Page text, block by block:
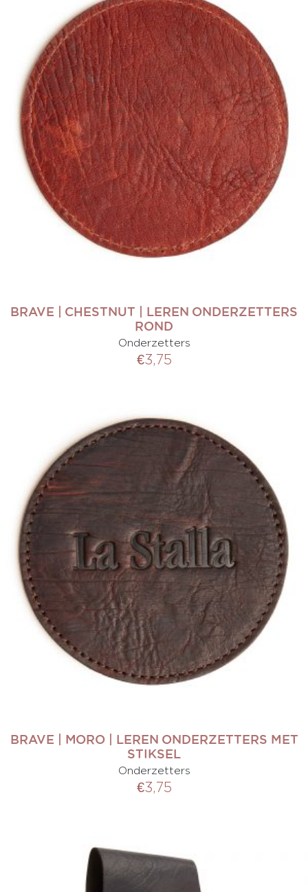
BRAVE | CHESTNUT | LEREN ONDERZETTERS
ROND
Onderzetters
€3,75
BRAVE | MORO | LEREN ONDERZETTERS MET
STIKSEL
Onderzetters
€3,75